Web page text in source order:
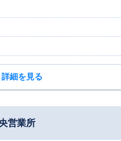
詳細を見る
営業所